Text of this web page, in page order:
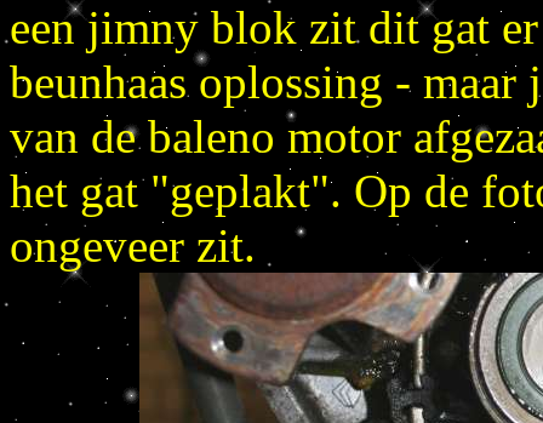
een jimny blok zit dit gat
beunhaas oplossing - maar
van de baleno motor
het gat "geplakt". Op de
ongeveer zit.